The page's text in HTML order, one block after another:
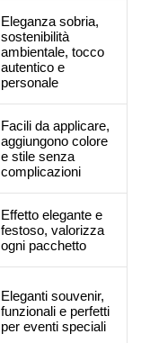
Eleganza sobria,
sostenibilità
ambientale, tocco
autentico e
personale
Facili da applicare,
aggiungono colore
e stile senza
complicazioni
Effetto elegante e
festoso, valorizza
ogni pacchetto
Eleganti souvenir,
funzionali e perfetti
per eventi speciali